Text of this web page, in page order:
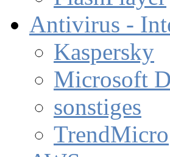
Antivirus -
Kaspersky
Microsoft
sonstiges
TrendMicro